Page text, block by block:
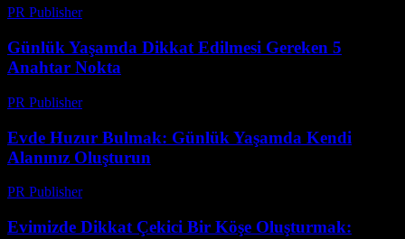
PR Publisher-
Günlük Yaşamda Dikkat Edilmesi Gereken 5
Anahtar Nokta
PR Publisher-
Evde Huzur Bulmak: Günlük Yaşamda Kendi
Alanınız Oluşturun
PR Publisher-
Evimizde Dikkat Çekici Bir Köşe Oluşturmak: